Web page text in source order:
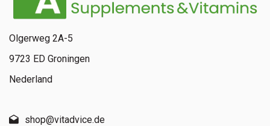
Olgerweg 2A-5
9723 ED Groningen
Nederland
shop@vitadvice.de